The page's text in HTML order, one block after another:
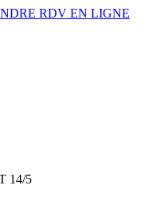
RDV EN LIGNE
14/5